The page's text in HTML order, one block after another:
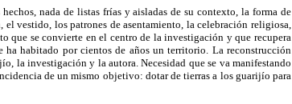
nada de listas frías y aisladas de su contexto, la forma de
vestido, los patrones de asentamiento, la celebración religiosa,
que se convierte en el centro de la investigación y que recupera
habitado por cientos de años un territorio. La reconstrucción
la investigación y la autora. Necesidad que se va manifestando
de un mismo objetivo: dotar de tierras a los guarijío para